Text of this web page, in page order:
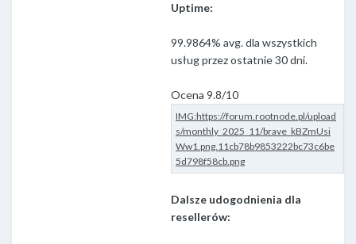
Uptime:
99.9864% avg. dla wszystkich
usług przez ostatnie 30 dni.
Ocena 9.8/10
Dalsze udogodnienia dla
resellerów: